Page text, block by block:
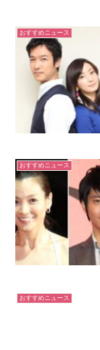
おすすめニュース
おすすめニュース
おすすめニュース